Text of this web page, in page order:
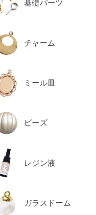
基礎パーツ
チャーム
ミール皿
ビーズ
レジン液
ガラスドーム